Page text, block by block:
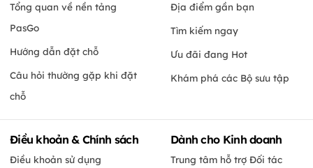
Tổng quan về nền tảng
PasGo
Hướng dẫn đặt chỗ
Câu hỏi thường gặp khi đặt
chỗ
Địa điểm gần bạn
Tìm kiếm ngay
Ưu đãi đang Hot
Khám phá các Bộ sưu tập
Điều khoản & Chính sách
Điều khoản sử dụng
Dành cho Kinh doanh
Trung tâm hỗ trợ Đối tác